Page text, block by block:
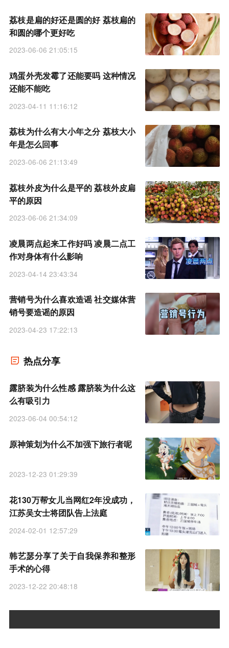
荔枝是扁的好还是圆的好 荔枝扁的
和圆的哪个更好吃
2023-06-06 21:05:15
鸡蛋外壳发霉了还能要吗 这种情况
还能不能吃
2023-04-11 11:16:12
荔枝为什么有大小年之分 荔枝大小
年是怎么回事
2023-06-06 21:13:49
荔枝外皮为什么是平的 荔枝外皮扁
平的原因
2023-06-06 21:34:09
凌晨两点起来工作好吗 凌晨二点工
作对身体有什么影响
2023-04-14 23:43:34
营销号为什么喜欢造谣 社交媒体营
销号要造谣的原因
2023-04-23 17:22:13
热点分享
露脐装为什么性感 露脐装为什么这
么有吸引力
2023-06-04 00:54:12
原神策划为什么不加强下旅行者呢
2023-12-23 01:29:39
花130万帮女儿当网红2年没成功，
江苏吴女士将团队告上法庭
2024-02-01 12:57:29
韩艺瑟分享了关于自我保养和整形
手术的心得
2023-12-22 20:48:18